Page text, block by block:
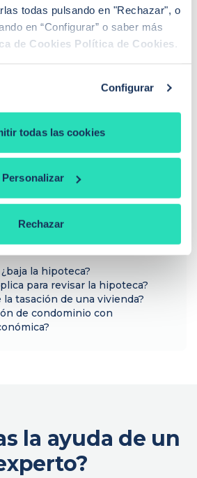
todas pulsando en "Rechazar", o
en “Configurar” o saber más
de Cookies Política de Cookies .
Configurar
todas las cookies
Personalizar
Rechazar
hipotecas?
de banco teniendo una
la hipoteca?
para revisar la hipoteca?
tasación de una vivienda?
de condominio con
Escudero Ruiz
la ayuda de un